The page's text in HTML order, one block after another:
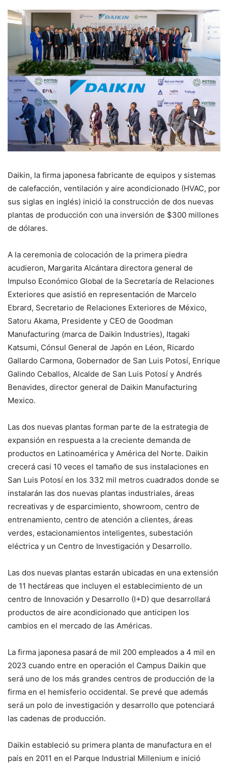
Daikin, la firma japonesa fabricante de equipos y sistemas
de calefacción, ventilación y aire acondicionado (HVAC, por
sus siglas en inglés) inició la construcción de dos nuevas
plantas de producción con una inversión de $300 millones
de dólares.
A la ceremonia de colocación de la primera piedra
acudieron, Margarita Alcántara directora general de
Impulso Económico Global de la Secretaría de Relaciones
Exteriores que asistió en representación de Marcelo
Ebrard, Secretario de Relaciones Exteriores de México,
Satoru Akama, Presidente y CEO de Goodman
Manufacturing (marca de Daikin Industries), Itagaki
Katsumi, Cónsul General de Japón en Léon, Ricardo
Gallardo Carmona, Gobernador de San Luis Potosí, Enrique
Galindo Ceballos, Alcalde de San Luis Potosí y Andrés
Benavides, director general de Daikin Manufacturing
Mexico.
Las dos nuevas plantas forman parte de la estrategia de
expansión en respuesta a la creciente demanda de
productos en Latinoamérica y América del Norte. Daikin
crecerá casi 10 veces el tamaño de sus instalaciones en
San Luis Potosí en los 332 mil metros cuadrados donde se
instalarán las dos nuevas plantas industriales, áreas
recreativas y de esparcimiento, showroom, centro de
entrenamiento, centro de atención a clientes, áreas
verdes, estacionamientos inteligentes, subestación
eléctrica y un Centro de Investigación y Desarrollo.
Las dos nuevas plantas estarán ubicadas en una extensión
de 11 hectáreas que incluyen el establecimiento de un
centro de Innovación y Desarrollo (I+D) que desarrollará
productos de aire acondicionado que anticipen los
cambios en el mercado de las Américas.
La firma japonesa pasará de mil 200 empleados a 4 mil en
2023 cuando entre en operación el Campus Daikin que
será uno de los más grandes centros de producción de la
firma en el hemisferio occidental. Se prevé que además
será un polo de investigación y desarrollo que potenciará
las cadenas de producción.
Daikin estableció su primera planta de manufactura en el
país en 2011 en el Parque Industrial Millenium e inició